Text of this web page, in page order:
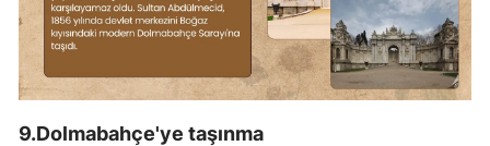
9.Dolmabahçe'ye taşınma